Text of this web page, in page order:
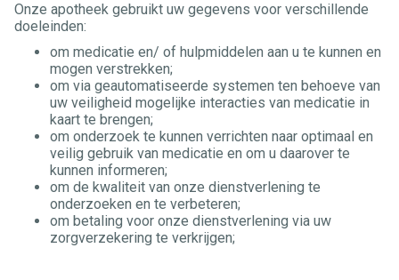
Onze apotheek gebruikt uw gegevens voor verschillende
doeleinden:
om medicatie en/ of hulpmiddelen aan u te kunnen en
mogen verstrekken;
om via geautomatiseerde systemen ten behoeve van
uw veiligheid mogelijke interacties van medicatie in
kaart te brengen;
om onderzoek te kunnen verrichten naar optimaal en
veilig gebruik van medicatie en om u daarover te
kunnen informeren;
om de kwaliteit van onze dienstverlening te
onderzoeken en te verbeteren;
om betaling voor onze dienstverlening via uw
zorgverzekering te verkrijgen;